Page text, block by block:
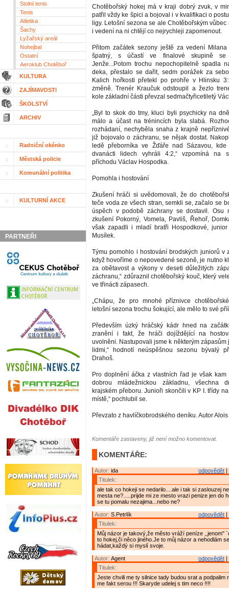
Stolní tenis
Tenis
Atletika
Šachy
Lyžařský areál
Nohejbal
Ostatní
Aeroklub Chotěboř
KULTURA
ZAJÍMAVOSTI
ŠKOLSTVÍ
ARCHIV
Radniční okénko
Městská policie
Komunální politika
KULTURNÍ AKCE
PARTNEŘI
Chotěbořský hokej má v kraji dobrý zvuk, v
patřil vždy ke špici a bojoval i v kvalifikaci o
ligy. Letošní sezona se ale Chotěbořským
i vedení na ni chtějí co nejrychleji zapomenout.
Přitom začátek sezony ještě za vedení
špatný, s účastí ve finalové skupině se
Jenže...Potom trochu nepochopitelně spadla
deka, přestalo se dařit, sedm porážek za
Kalich hořkosti přetekl po prohře v Hlinsku
změně. Trenér Kraučuk odstoupil a žezlo
kole základní části převzal sedmačtyřicetiletý
„Byl to skok do tmy, kluci byli psychicky na
málo a účast na trénincích byla slabá.
rozhádaní, nechyběla snaha z krajně
již bojovalo o záchranu, se nějak dostat.
ledě přeborníka ve Žďáře nad Sázavou,
dvanácti lidech vyhráli 4:2,“ vzpomíná na
příchodu Václav Hospodka.
Pomohla i hostování
Zkušení hráči si uvědomovali, že do
teče voda ze všech stran, semkli se, začalo se
úspěch v podobě záchrany se dostavil. Osu
zkušení Pokorný, Vomela, Pavliš, Řehoř,
však zapadli i mladí bratři Hospodkové,
Musílek.
Týmu pomohlo i hostování brodských juniorů v
když hovoříme o nepovedené sezoně, je nutno
za obětavost a výkony v deseti důležitých
záchranu,“ zdůraznil chotěbořský kouč, který
ve třinácti zápasech.
„Chápu, že pro mnohé příznivce
letošní sezona trochu šokující, ale mělo to své
Především úzký hráčský kádr hned na
zranění i fakt, že hráči dojíždějící na
uvolněni. Nastupovali jsme k některým zápasům
lidmi,“ hodnotí neúspěšnou sezonu bývalý
Drahoš.
Pro doplnění áčka z vlastních řad je však kam
dobrou mládežnickou základnu, všechna
krajském přeboru. Junioři skončili v KP I. třídy
místě,“ pochlubil se.
Převzato z havlíčkobrodského deníku. Autor
Komentáře zastaveny, již není možno komentovat.
KOMENTÁŘE:
odpovědět |
Autor: ida
Titulek:
ale tak co hokeji se nedarilo....ale i tak si zaslouzej
mesta ne?.....prijde mi ze mesto vrazi penize jen do
se tu pomalu nezajima...nebo ne?
odpovědět |
Autor: S.Petrlík
Titulek:
Můj názor je takový,že město vráží peníze ,,jenom"
to hokej,či něco jiného.Je to můj názor a nehodlám
hádat,každý si myslí svoje.
odpovědět |
Autor: Agent
Titulek:
Jeste chvili me ty silnice tady budou srat a podpalim
me fakt serou !!! Skaryde udelej s tim neco !!!!